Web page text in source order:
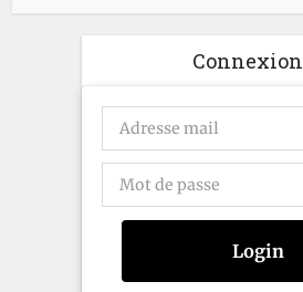
Connexion